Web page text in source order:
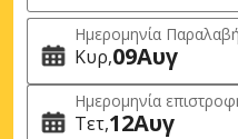
Ημερομηνία
Κυρ 09Αυγ
Ημερομηνία
Τετ 12Αυγ